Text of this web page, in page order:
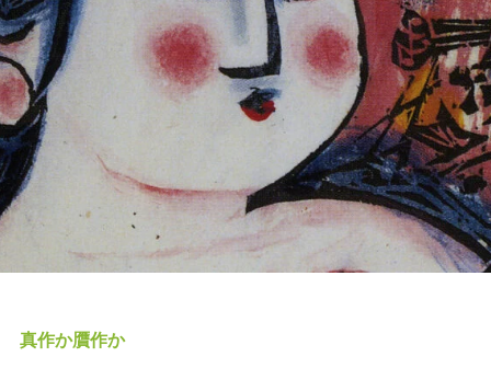
真作か贋作か